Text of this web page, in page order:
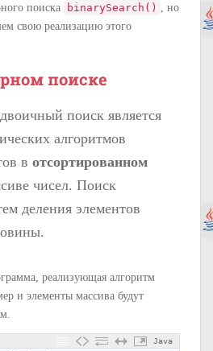
поиска
binarySearch()
, но
свою реализацию этого
поиске
поиск является
алгоритмов
в отсортированном
чисел. Поиск
деления элементов
реализующая алгоритм
и элементы массива будут
Java